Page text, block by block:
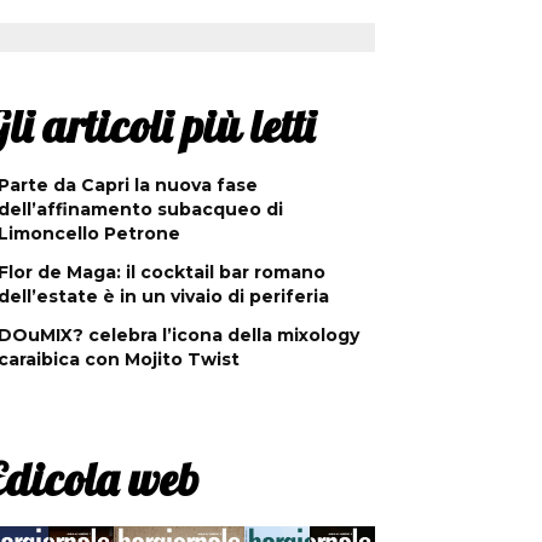
articoli più letti
da Capri la nuova fase
subacqueo di
Petrone
de Maga: il cocktail bar romano
è in un vivaio di periferia
celebra l’icona della mixology
con Mojito Twist
web